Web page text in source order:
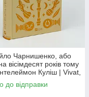
Чарнишенко, або
вісімдесят років тому
Куліш | Vivat,
до відправки